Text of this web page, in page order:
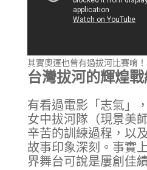
其實奧運也曾有過拔河比賽唷！
台灣拔河的輝煌
有看過電影「志氣」
女中拔河隊（現景美
辛苦的訓練過程，以
故事印象深刻。事實
界舞台可說是屢創佳